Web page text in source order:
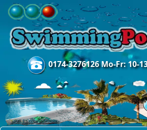
0174-3276126 Mo-Fr: 10-